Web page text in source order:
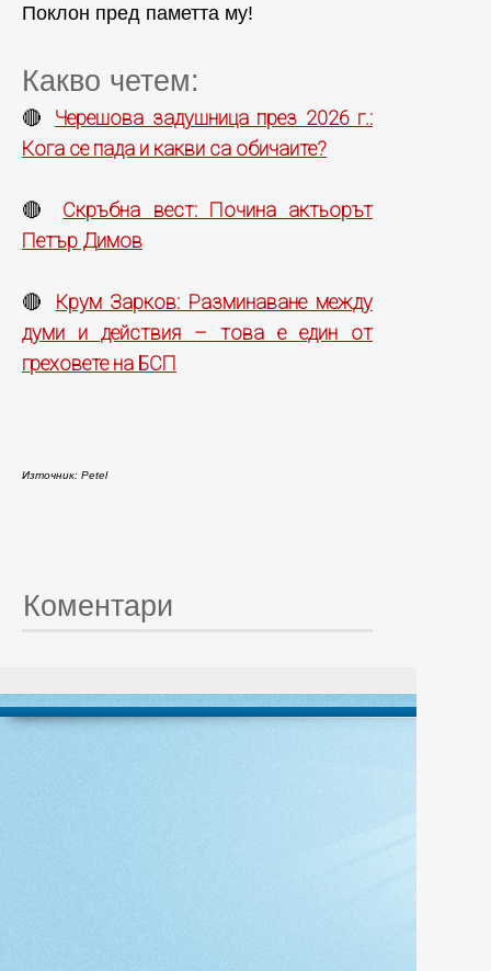
Поклон пред паметта му!
Какво четем:
🔴 Черешова задушница през 2026 г.:
Кога се пада и какви са обичаите?
🔴 Скръбна вест: Почина актьорът
Петър Димов
🔴 Крум Зарков: Разминаване между
думи и действия – това е един от
греховете на БСП
Източник: Petel
Коментари